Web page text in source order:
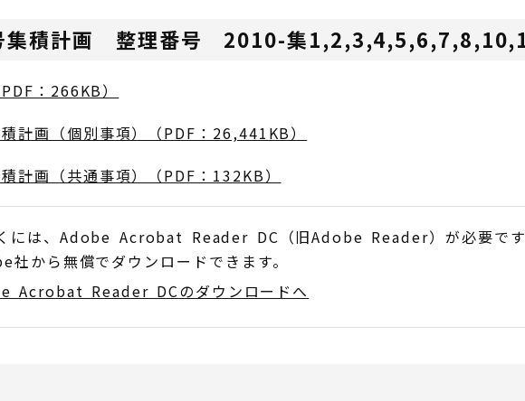
集積計画 整理番号 2010-集
：266KB）
計画（個別事項）（PDF：26,441KB）
計画（共通事項）（PDF：132KB）
には、Adobe Acrobat Reader DC（旧Adobe Reader）が必要で
から無償でダウンロードできます。
Acrobat Reader DCのダウンロードへ